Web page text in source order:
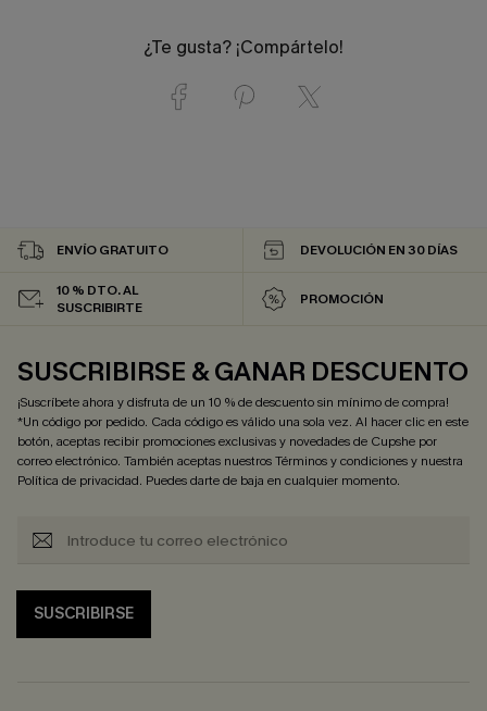
¿Te gusta? ¡Compártelo!
ENVÍO GRATUITO DEVOLUCIÓN EN 30 DÍAS
10 % DTO. AL
SUSCRIBIRTE
PROMOCIÓN
SUSCRIBIRSE & GANAR DESCUENTO
¡Suscríbete ahora y disfruta de un 10 % de descuento sin mínimo de compra!
*Un código por pedido. Cada código es válido una sola vez. Al hacer clic en este
botón, aceptas recibir promociones exclusivas y novedades de Cupshe por
correo electrónico. También aceptas nuestrosTérminos y condicionesy nuestra
Política de privacidad. Puedes darte de baja en cualquier momento.
SUSCRIBIRSE